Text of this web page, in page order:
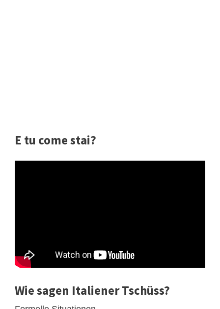
E tu come stai?
Wie sagen Italiener Tschüss?